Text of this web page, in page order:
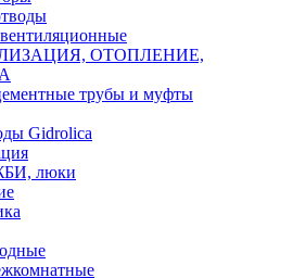
ОТОПЛЕНИЕ,
трубы и муфты
Gidrolica
люки